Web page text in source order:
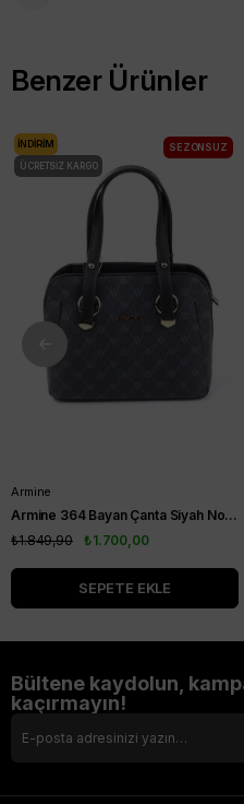
Benzer Ürünler
Armine
Armine 364 Bayan Çanta Siyah Noktalı
₺1.700,00
₺1.849,90
SEPETE EKLE
İNDIRIM
ÜCRETSIZ KARGO
SEZONSUZ
Bültene kaydolun,
kaçırmayın!